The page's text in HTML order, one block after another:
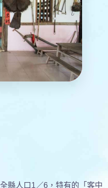
縣人口1／6，特有的「客中